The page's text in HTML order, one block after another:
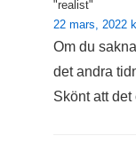
"realist"
22 mars, 2022
Om du
det andra
Skönt att det